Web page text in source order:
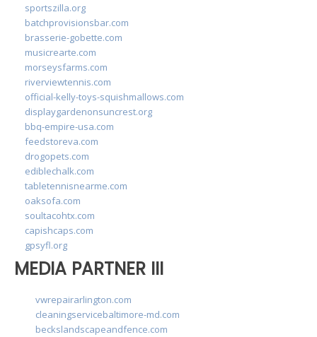
sportszilla.org
batchprovisionsbar.com
brasserie-gobette.com
musicrearte.com
morseysfarms.com
riverviewtennis.com
official-kelly-toys-squishmallows.com
displaygardenonsuncrest.org
bbq-empire-usa.com
feedstoreva.com
drogopets.com
ediblechalk.com
tabletennisnearme.com
oaksofa.com
soultacohtx.com
capishcaps.com
gpsyfl.org
MEDIA PARTNER III
vwrepairarlington.com
cleaningservicebaltimore-md.com
beckslandscapeandfence.com